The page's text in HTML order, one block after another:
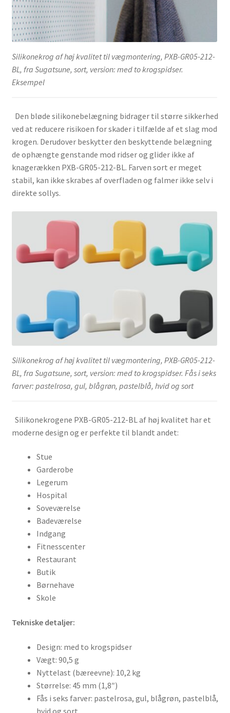
Silikonekrog af høj kvalitet til vægmontering, PXB-GR05-212-
BL, fra Sugatsune, sort, version: med to krogspidser.
Eksempel
Den bløde silikonebelægning bidrager til større sikkerhed
ved at reducere risikoen for skader i tilfælde af et slag mod
krogen. Derudover beskytter den beskyttende belægning
de ophængte genstande mod ridser og glider ikke af
knagerækken PXB-GR05-212-BL. Farven sort er meget
stabil, kan ikke skrabes af overfladen og falmer ikke selv i
direkte sollys.
Silikonekrog af høj kvalitet til vægmontering, PXB-GR05-212-
BL, fra Sugatsune, sort, version: med to krogspidser. Fås i seks
farver: pastelrosa, gul, blågrøn, pastelblå, hvid og sort
Silikonekrogene PXB-GR05-212-BL af høj kvalitet har et
moderne design og er perfekte til blandt andet:
Stue
Garderobe
Legerum
Hospital
Soveværelse
Badeværelse
Indgang
Fitnesscenter
Restaurant
Butik
Børnehave
Skole
Tekniske detaljer:
Design: med to krogspidser
Vægt: 90,5 g
Nyttelast (bæreevne): 10,2 kg
Størrelse: 45 mm (1,8″)
Fås i seks farver: pastelrosa, gul, blågrøn, pastelblå,
hvid og sort